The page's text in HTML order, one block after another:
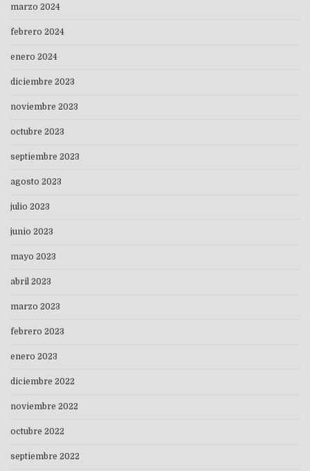
marzo 2024
febrero 2024
enero 2024
diciembre 2023
noviembre 2023
octubre 2023
septiembre 2023
agosto 2023
julio 2023
junio 2023
mayo 2023
abril 2023
marzo 2023
febrero 2023
enero 2023
diciembre 2022
noviembre 2022
octubre 2022
septiembre 2022